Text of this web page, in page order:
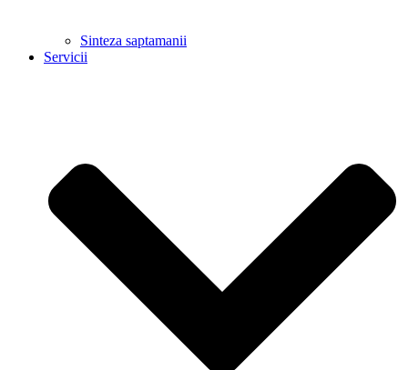
Sinteza saptamanii
Servicii